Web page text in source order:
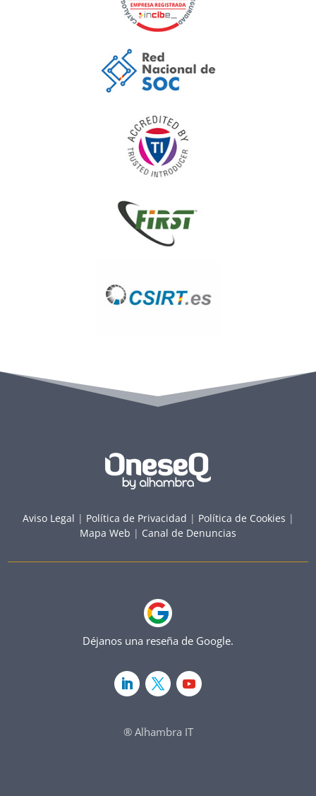
Aviso Legal | Política de Privacidad | Política de Cookies |
Mapa Web | Canal de Denuncias
Déjanos una reseña de Google.
® Alhambra IT